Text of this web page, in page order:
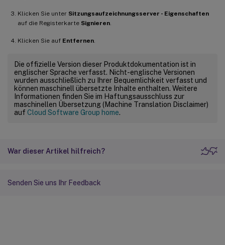
Klicken Sie unter Sitzungsaufzeichnungsserver - Eigenschaften
auf die Registerkarte Signieren
Klicken Sie auf Entfernen
Die offizielle Version dieser Produktdokumentation ist in
englischer Sprache verfasst. Nicht-englische Versionen
wurden ausschließlich zu Ihrer Bequemlichkeit verfasst und
können maschinell übersetzte Inhalte enthalten. Weitere
Informationen finden Sie im Haftungsausschluss zur
maschinellen Übersetzung (Machine Translation Disclaimer)
auf Cloud Software Group home.
War dieser Artikel hilfreich?
Senden Sie uns Ihr Feedback